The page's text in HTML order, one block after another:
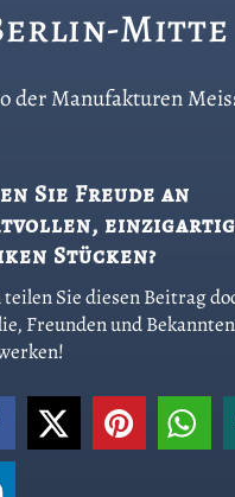
Mitte
der Manufakturen
Sie Freude an
Stücken?
teilen Sie diesen Beitrag
Freunden und